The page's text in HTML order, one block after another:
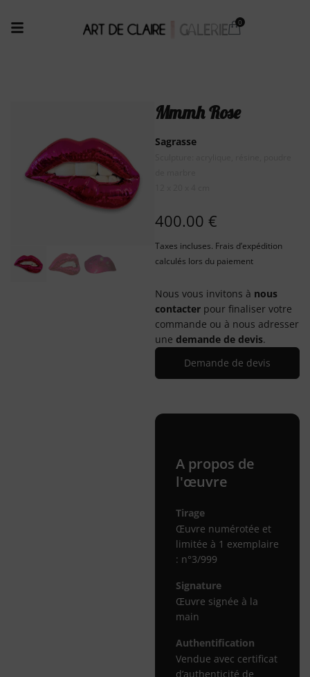
Mmmh Rose
Sagrasse
400.00 €
Taxes incluses. Frais d’expédition
calculés lors du paiement
Nous vous invitons à nous
contacter pour finaliser votre
commande ou à nous adresser
une demande de devis.
Demande de devis
A propos de
l'œuvre
Tirage
Œuvre numérotée et
limitée à 1 exemplaire
: n°3/999
Signature
Œuvre signée à la
main
Authentification
Vendue avec certificat
d’authenticité de